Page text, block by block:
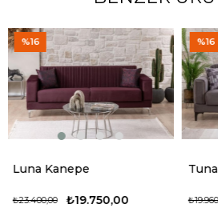
Tuna Kanepe
₺16.850,00
₺19.960,00
%16